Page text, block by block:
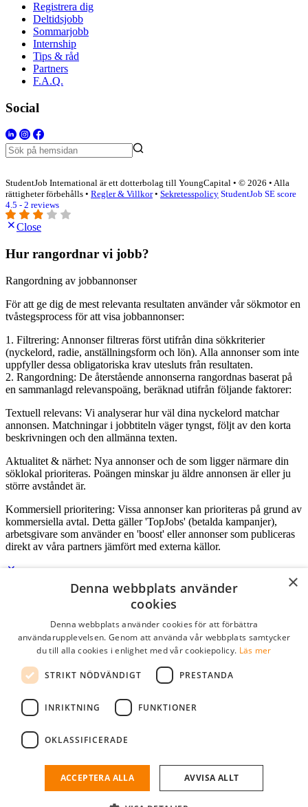
Registrera dig
Deltidsjobb
Sommarjobb
Internship
Tips & råd
Partners
F.A.Q.
Social
StudentJob International är ett dotterbolag till YoungCapital • © 2026 • Alla
rättigheter förbehålls • Regler & Villkor• Sekretesspolicy StudentJob SE score
4.5 - 2 reviews
Close
Hur rangordnar vi jobb?
Rangordning av jobbannonser
För att ge dig de mest relevanta resultaten använder vår sökmotor en
tvåstegsprocess för att visa jobbannonser:
1. Filtrering: Annonser filtreras först utifrån dina sökkriterier
(nyckelord, radie, anställningsform och lön). Alla annonser som inte
uppfyller dessa obligatoriska krav utesluts från resultaten.
2. Rangordning: De återstående annonserna rangordnas baserat på
en sammanlagd relevanspoäng, beräknad utifrån följande faktorer:
Textuell relevans: Vi analyserar hur väl dina nyckelord matchar
annonsen. Matchningar i jobbtiteln väger tyngst, följt av den korta
beskrivningen och den allmänna texten.
Aktualitet & närhet: Nya annonser och de som ligger närmare din
söklokal prioriteras. Poängen minskar ju äldre annonsen är eller ju
större avståndet är.
Kommersiell prioritering: Vissa annonser kan prioriteras på grund av
kommersiella avtal. Detta gäller 'TopJobs' (betalda kampanjer),
arbetsgivare som använder en 'boost' eller annonser som publiceras
direkt av våra partners jämfört med externa källor.
Logga in som företag
Lösenord
kom ihåg mig
logga in
Kostnadsfri företagsprofil
och söka efter passande kandidater till ditt företag.
×
Denna webbplats använder
cookies
Denna webbplats använder cookies för att förbättra
användarupplevelsen. Genom att använda vår webbplats samtycker
du till alla cookies i enlighet med vår cookiepolicy. Läs mer
STRIKT NÖDVÄNDIGT PRESTANDA
INRIKTNING FUNKTIONER
OKLASSIFICERADE
ACCEPTERA ALLA AVVISA ALLT